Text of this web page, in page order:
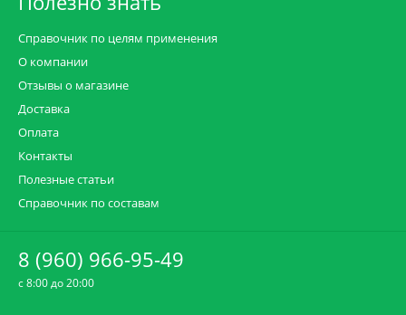
Справочник по целям применения
О компании
Отзывы о магазине
Доставка
Оплата
Контакты
Полезные статьи
Справочник по составам
8 (960) 966-95-49
c 8:00 до 20:00